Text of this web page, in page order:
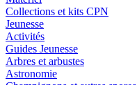
Collections et kits CPN
Jeunesse
Activités
Guides Jeunesse
Arbres et arbustes
Astronomie